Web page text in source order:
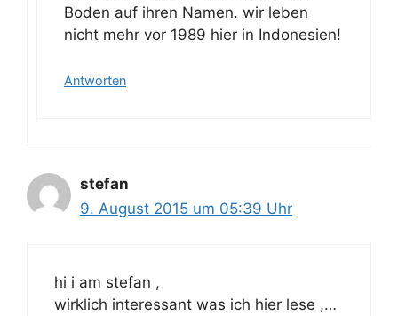
Boden auf ihren Namen. wir leben
nicht mehr vor 1989 hier in Indonesien!
Antworten
stefan
9. August 2015 um 05:39 Uhr
hi i am stefan ,
wirklich interessant was ich hier lese ,…